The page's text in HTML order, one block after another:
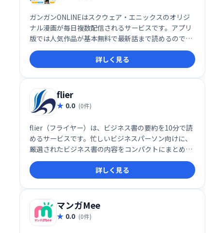
ガンガンONLINEはスクウェア・エニックスのオリジ
ナル漫画が毎日複数配信されるサービスです。アプリ
版では人気作品が基本無料で最新話まで読めるので、
いつでもどこでも手軽に漫画を楽しめます。豊富なラ
インナップで、あなたのお気に入りの作品がきっと見
つかるはずです！
詳しく見る
flier
0.0 (0件)
flier（フライヤー）は、ビジネス書の要約を10分で読
めるサービスです。忙しいビジネスパーソン向けに、
厳選されたビジネス書の内容をコンパクトにまとめ、
効率的な学習を支援します。重要なポイントを網羅し
た要約で、時間がない方でもビジネス書の知見を簡単
に得られます。
詳しく見る
マンガMee
0.0 (0件)